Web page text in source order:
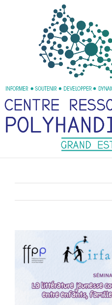
l'image
agrandie